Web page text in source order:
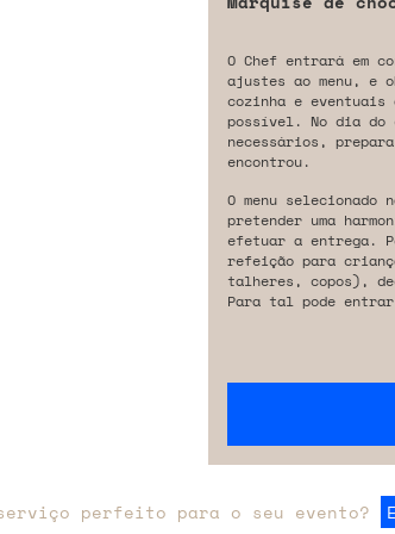
O Chef entrará em
ajustes ao menu, e
cozinha e
possível. No dia do
necessários,
encontrou.
O menu
pretender uma
efetuar a entrega.
refeição para
talheres, copos),
Para tal pode entrar
perfeito para o seu evento?